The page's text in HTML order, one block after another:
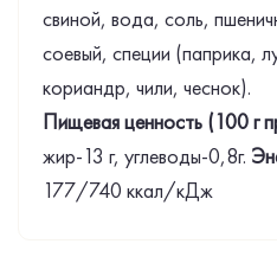
свиной, вода, соль,
соевый, специи (паприка,
кориандр, чили, чеснок).
Пищевая ценность (100 г
жир-13 г, углеводы-0,8г.
177/740 ккал/кДж